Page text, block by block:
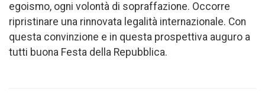
egoismo, ogni volontà di sopraffazione. Occorre
ripristinare una rinnovata legalità internazionale. Con
questa convinzione e in questa prospettiva auguro a
tutti buona Festa della Repubblica.